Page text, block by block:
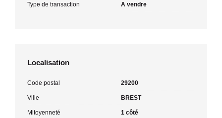
Type de transaction A vendre
Localisation
Code postal 29200
Ville BREST
Mitoyenneté 1 côté